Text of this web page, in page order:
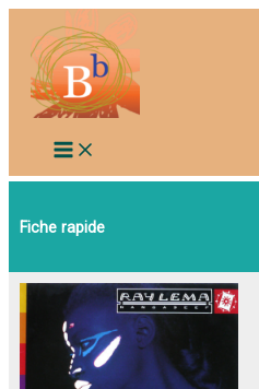
contenu
Fiche rapide